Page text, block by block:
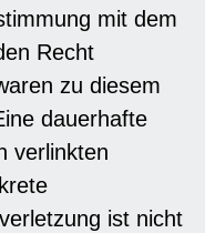
mit dem
Recht
zu diesem
dauerhafte
verlinkten
ist nicht